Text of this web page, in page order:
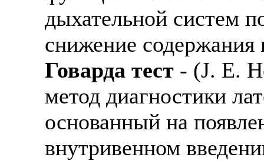
дыхательной систем
снижение содержания
Говарда тест - (J. Е.
метод диагностики
основанный на
внутривенном